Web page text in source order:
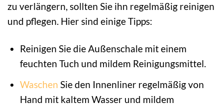
zu verlängern, sollten Sie ihn regelmäßig reinigen
und pflegen. Hier sind einige Tipps:
Reinigen Sie die Außenschale mit einem
feuchten Tuch und mildem Reinigungsmittel.
Waschen Sie den Innenliner regelmäßig von
Hand mit kaltem Wasser und mildem